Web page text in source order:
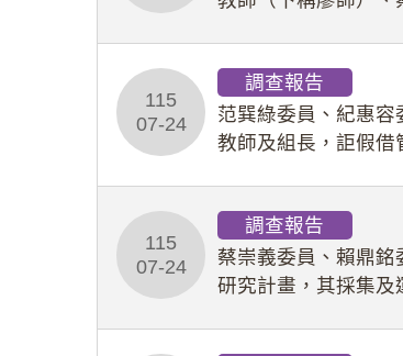
115
07-24
調查報告
范巽綠委員、紀惠
教師及組長，詎假借
115
07-24
調查報告
蔡崇義委員、賴鼎
研究計畫，其採集及